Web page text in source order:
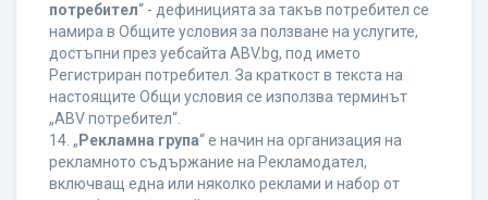
потребител“ - дефиницията за такъв потребител се
намира в Общите условия за ползване на услугите,
достъпни през уебсайта ABV.bg, под името
Регистриран потребител. За краткост в текста на
настоящите Общи условия се използва терминът
„ABV потребител“.
14. „ Рекламна група“ е начин на организация на
рекламното съдържание на Рекламодател,
включващ една или няколко реклами и набор от